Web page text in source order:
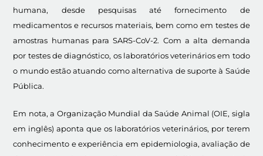
humana, desde pesquisas até fornecimento de
medicamentos e recursos materiais, bem como em testes de
amostras humanas para SARS-CoV-2. Com a alta demanda
por testes de diagnóstico, os laboratórios veterinários em todo
o mundo estão atuando como alternativa de suporte à Saúde
Pública.
Em nota, a Organização Mundial da Saúde Animal (OIE, sigla
em inglês) aponta que os laboratórios veterinários, por terem
conhecimento e experiência em epidemiologia, avaliação de